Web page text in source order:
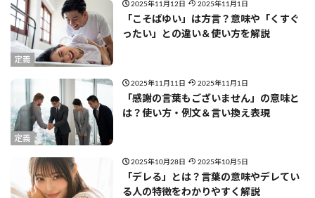
定義
2025年11月12日 2025年11月1日
「こそばゆい」は方言？意味や「くすぐ
ったい」との違い＆使い方を解説
定義
2025年11月11日 2025年11月1日
「感謝の言葉もございません」の意味と
は？使い方・例文＆言い換え表現
2025年10月28日 2025年10月5日
「デレる」とは？言葉の意味やデレてい
る人の特徴をわかりやすく解説